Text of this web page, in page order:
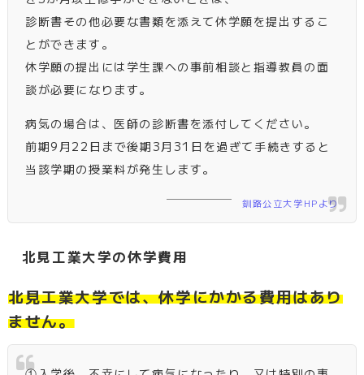
診断書その他必要な書類を添えて休学願を提出するこ
とができます。
休学願の提出には学生課への事前相談と指導教員の面
談が必要になります。
病気の場合は、医師の診断書を添付してください。
前期9月22日まで後期3月31日を過ぎて手続きすると
当該学期の授業料が発生します。
釧路公立大学HPより
北見工業大学の休学費用
北見工業大学では、休学にかかる費用はあり
ません。